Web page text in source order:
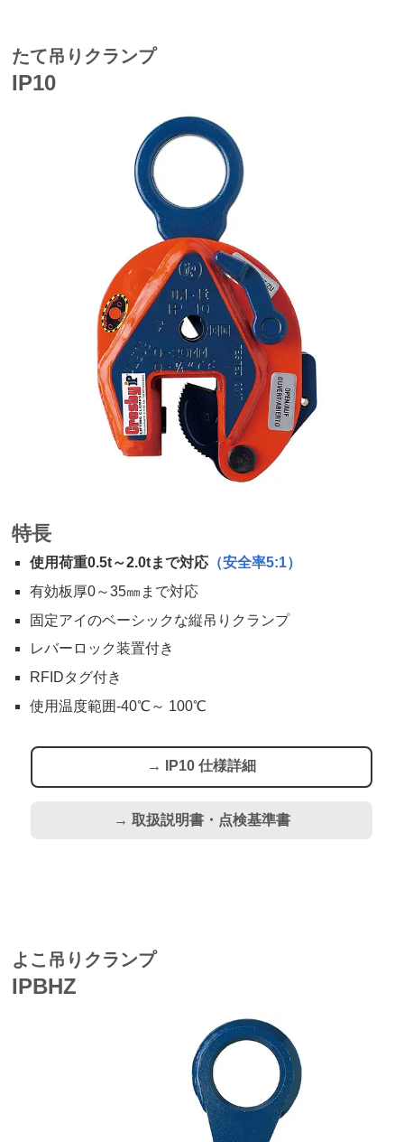
たて吊りクランプ
IP10
特長
使用荷重0.5t～2.0tまで対応 （安全率5:1）
有効板厚0～35㎜まで対応
固定アイのベーシックな縦吊りクランプ
レバーロック装置付き
RFIDタグ付き
使用温度範囲-40℃～ 100℃
→ IP10 仕様詳細
→ 取扱説明書・点検基準書
よこ吊りクランプ
IPBHZ